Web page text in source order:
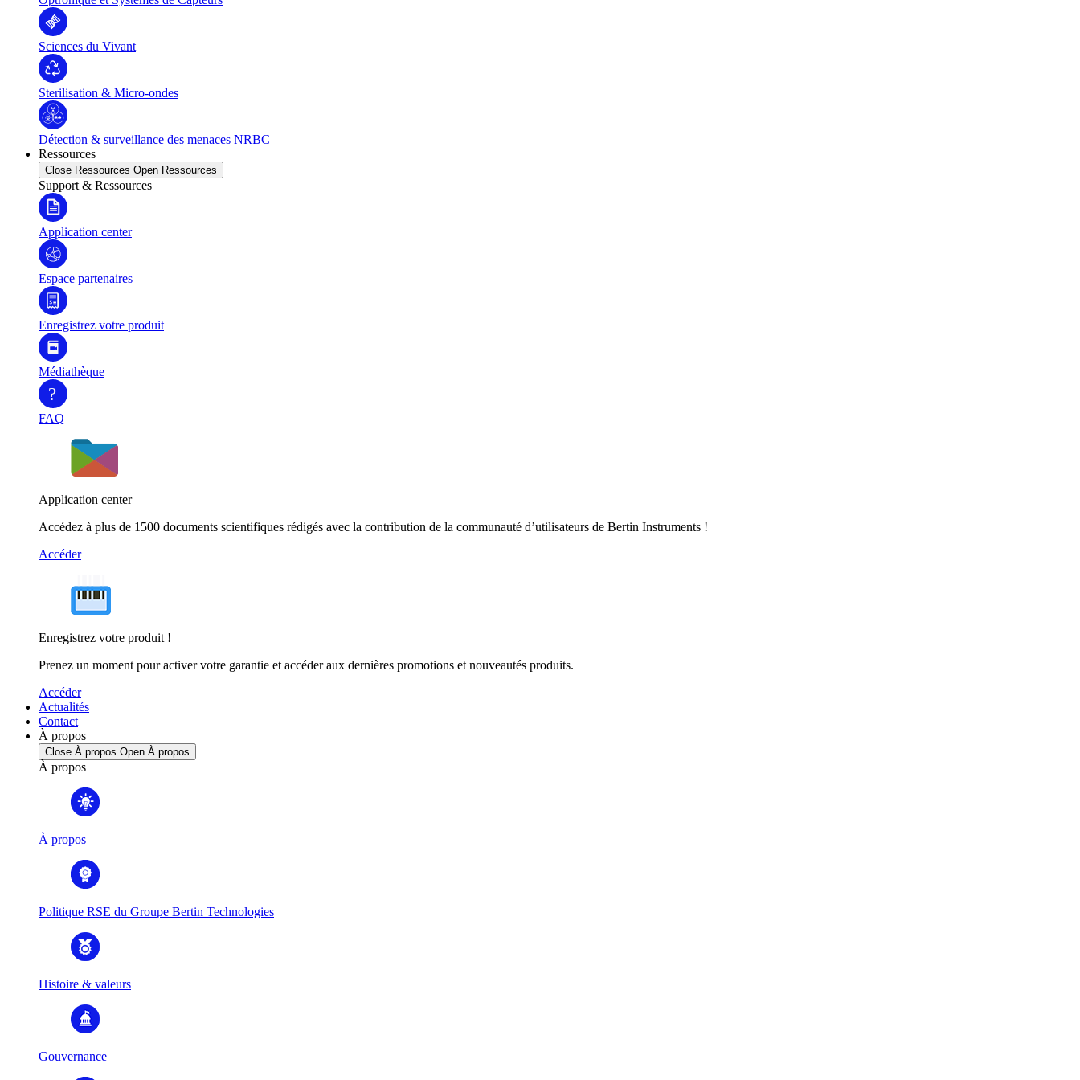
Sciences du Vivant
Sterilisation & Micro-ondes
Détection & surveillance des menaces NRBC
Ressources
Close Ressources Open Ressources
Support & Ressources
Application center
Espace partenaires
Enregistrez votre produit
Médiathèque
?
FAQ
Application center
Accédez à plus de 1500 documents scientifiques rédigés avec la contribution de la communauté d’utilisateurs de Bertin Instruments !
Accéder
Enregistrez votre produit !
Prenez un moment pour activer votre garantie et accéder aux dernières promotions et nouveautés produits.
Accéder
Actualités
Contact
À propos
Close À propos Open À propos
À propos
À propos
Politique RSE du Groupe Bertin Technologies
Histoire & valeurs
Gouvernance